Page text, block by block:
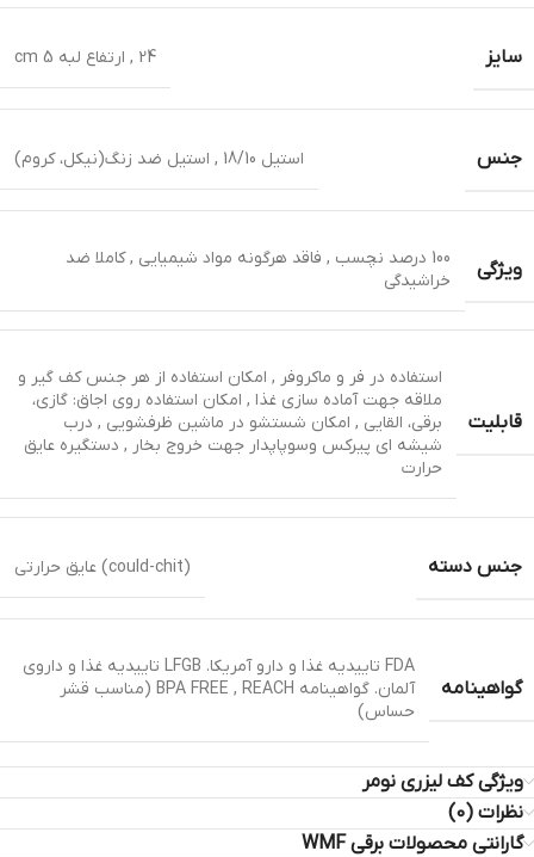
سایز 24 , ارتفاع لبه 5 cm
جنس استیل 18/10 , استیل ضد زنگ(نیکل، کروم)
ویژگی
100 درصد نچسب , فاقد هرگونه مواد شیمیایی , کاملا ضد
خراشیدگی
قابلیت
استفاده در فر و ماکروفر , امکان استفاده از هر جنس کف گیر و
ملاقه جهت آماده سازی غذا , امکان استفاده روی اجاق: گازی،
برقی، القایی , امکان شستشو در ماشین ظرفشویی , درب
شیشه ای پيركس وسوپاپدار جهت خروج بخار , دستگیره عایق
حرارت
جنس دسته (could-chit) عایق حرارتی
گواهینامه
FDA تاییدیه غذا و دارو آمریکا. LFGB تاییدیه غذا و داروی
آلمان. گواهینامه BPA FREE , REACH (مناسب قشر
حساس)
ویژگی کف لیزری نومر
نظرات (0)
گارانتی محصولات برقی WMF